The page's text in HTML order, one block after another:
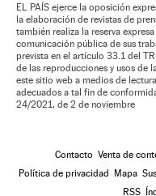
EL PAÍS ejerce la oposición
la elaboración de revistas de
también realiza la reserva
comunicación pública de sus
prevista en el artículo 33.1 del
de las reproducciones y usos de
este sitio web a medios de
adecuados a tal fin de
24/2021, de 2 de noviembre
Contacto Venta de
Política de privacidad Mapa
RSS